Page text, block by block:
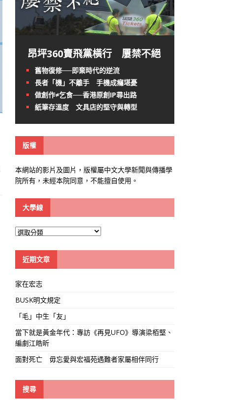
昂坪360賣飛黨橫行 屢禁不絕
舊物復修──即棄時代的逆流
長者「機」不離手 手機成癮堪憂
做創作≠乞食──香港原創IP尋出路
紙筆存溫度 文具店的堅守與轉型
版權
本網站的影片及圖片，版權屬中文大學新聞與傳播學
院所有，未經本院同意，不能擅自使用。
大學線
大
線
近期文章
家在宏志
BUSK明文規定
「毛」中生「友」
當下就是黃金年代：專訪《再見UFO》導演梁栢堅、
編劇江皓昕
面對死亡 毋忘愛與宏福苑遇難者家屬相伴同行
搜尋